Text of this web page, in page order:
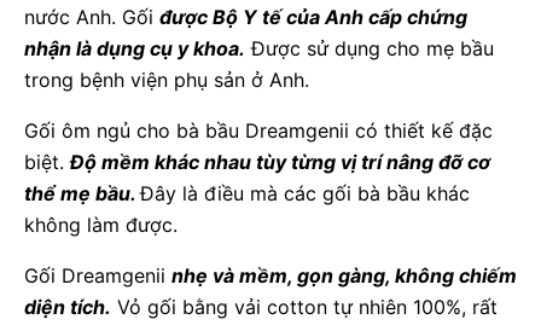
nước Anh. Gối được Bộ Y tế của Anh cấp chứng
nhận là dụng cụ y khoa. Được sử dụng cho mẹ bầu
trong bệnh viện phụ sản ở Anh.
Gối ôm ngủ cho bà bầu Dreamgenii có thiết kế đặc
biệt.Độ mềm khác nhau tùy từng vị trí nâng đỡ cơ
thể mẹ bầu.Đây là điều mà các gối bà bầu khác
không làm được.
Gối Dreamgenii nhẹ và mềm, gọn gàng, không chiếm
diện tích. Vỏ gối bằng vải cotton tự nhiên 100%, rất